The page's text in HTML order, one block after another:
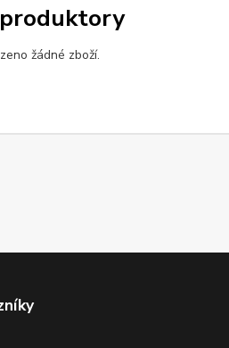
žádné zboží.